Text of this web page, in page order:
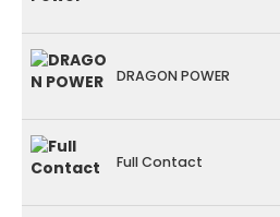
DRAGON POWER
Full Contact